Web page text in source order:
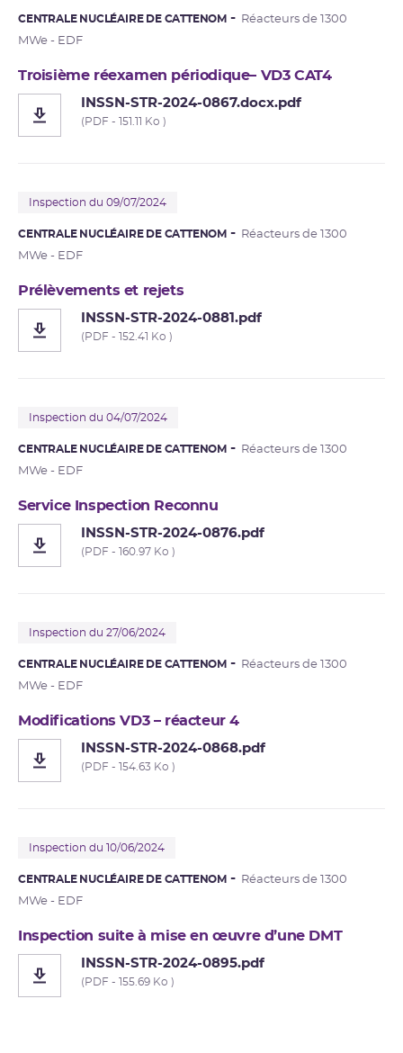
CENTRALE NUCLÉAIRE DE CATTENOM
Réacteurs de 1300
MWe - EDF
Troisième réexamen périodique– VD3 CAT4
INSSN-STR-2024-0867.docx.pdf
(PDF - 151.11 Ko )
Inspection du 09/07/2024
CENTRALE NUCLÉAIRE DE CATTENOM
Réacteurs de 1300
MWe - EDF
Prélèvements et rejets
INSSN-STR-2024-0881.pdf
(PDF - 152.41 Ko )
Inspection du 04/07/2024
CENTRALE NUCLÉAIRE DE CATTENOM
Réacteurs de 1300
MWe - EDF
Service Inspection Reconnu
INSSN-STR-2024-0876.pdf
(PDF - 160.97 Ko )
Inspection du 27/06/2024
CENTRALE NUCLÉAIRE DE CATTENOM
Réacteurs de 1300
MWe - EDF
Modifications VD3 – réacteur 4
INSSN-STR-2024-0868.pdf
(PDF - 154.63 Ko )
Inspection du 10/06/2024
CENTRALE NUCLÉAIRE DE CATTENOM
Réacteurs de 1300
MWe - EDF
Inspection suite à mise en œuvre d’une DMT
INSSN-STR-2024-0895.pdf
(PDF - 155.69 Ko )